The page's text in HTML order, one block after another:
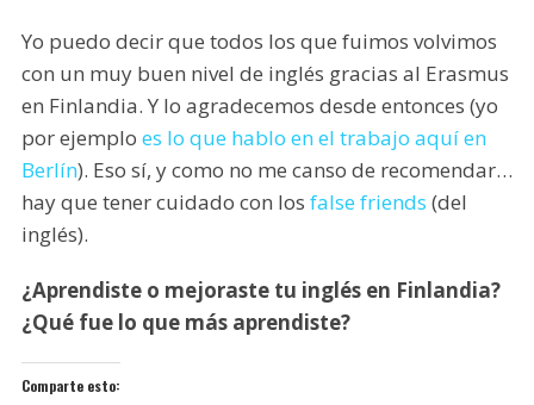
Yo puedo decir que todos los que fuimos volvimos
con un muy buen nivel de inglés gracias al Erasmus
en Finlandia. Y lo agradecemos desde entonces (yo
por ejemplo es lo que hablo en el trabajo aquí en
Berlín). Eso sí, y como no me canso de recomendar…
hay que tener cuidado con los false friends (del
inglés).
¿Aprendiste o mejoraste tu inglés en Finlandia?
¿Qué fue lo que más aprendiste?
Comparte esto: